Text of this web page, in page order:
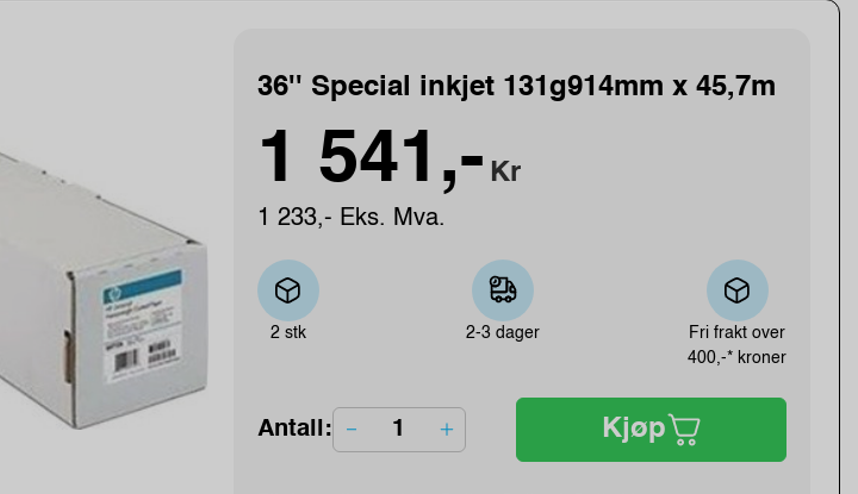
36'' Special inkjet 131g914mm x 45,7m
1 541,- Kr
1 233,- Eks. Mva.
2 stk 2-3 dager
Fri frakt over
400,-* kroner
Antall: Kjøp